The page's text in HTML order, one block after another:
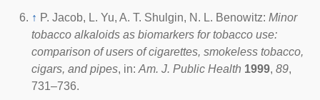
↑ P. Jacob, L. Yu, A. T. Shulgin, N. L. Benowitz: Minor
tobacco alkaloids as biomarkers for tobacco use:
comparison of users of cigarettes, smokeless tobacco,
cigars, and pipes, in: Am. J. Public Health 1999, 89,
731–736.